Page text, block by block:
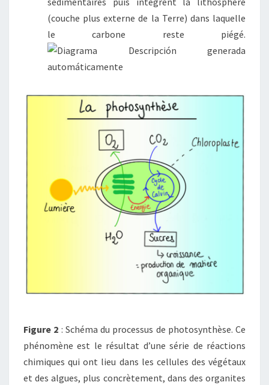
(couche plus externe de la Terre) dans laquelle
le carbone reste piégé.
Figure 2 : Schéma du processus de photosynthèse. Ce
phénomène est le résultat d’une série de réactions
chimiques qui ont lieu dans les cellules des végétaux
et des algues, plus concrètement, dans des organites